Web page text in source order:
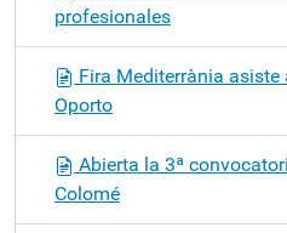
profesionales
Fira Mediterrània asiste
Oporto
Abierta la 3ª
Colomé